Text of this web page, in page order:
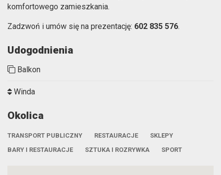
komfortowego zamieszkania.
Zadzwoń i umów się na prezentację: 602 835 576.
Udogodnienia
Balkon
Winda
Okolica
TRANSPORT PUBLICZNY RESTAURACJE
SKLEPY
BARY I RESTAURACJE
SZTUKA I ROZRYWKA SPORT